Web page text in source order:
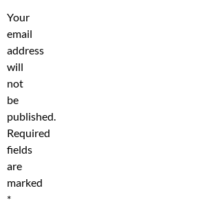
Your
email
address
will
not
be
published.
Required
fields
are
marked
*